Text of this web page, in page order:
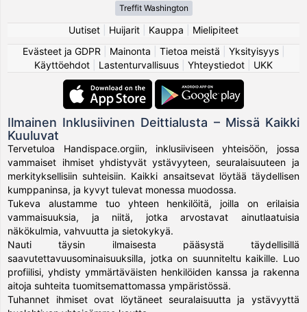
Treffit Washington
Uutiset Huijarit Kauppa
Mielipiteet
Evästeet ja GDPR
Mainonta Tietoa meistä Yksityisyys|
Käyttöehdot
Lastenturvallisuus Yhteystiedot UKK
Ilmainen Inklusiivinen Deittialusta – Missä Kaikki
Kuuluvat
Tervetuloa Handispace.orgiin, inklusiiviseen yhteisöön, jossa
vammaiset ihmiset yhdistyvät ystävyyteen, seuralaisuuteen ja
merkityksellisiin suhteisiin. Kaikki ansaitsevat löytää täydellisen
kumppaninsa, ja kyvyt tulevat monessa muodossa.
Tukeva alustamme tuo yhteen henkilöitä, joilla on erilaisia
vammaisuuksia, ja niitä, jotka arvostavat ainutlaatuisia
näkökulmia, vahvuutta ja sietokykyä.
Nauti täysin ilmaisesta pääsystä täydellisillä
saavutettavuusominaisuuksilla, jotka on suunniteltu kaikille. Luo
profiilisi, yhdisty ymmärtäväisten henkilöiden kanssa ja rakenna
aitoja suhteita tuomitsemattomassa ympäristössä.
Tuhannet ihmiset ovat löytäneet seuralaisuutta ja ystävyyttä